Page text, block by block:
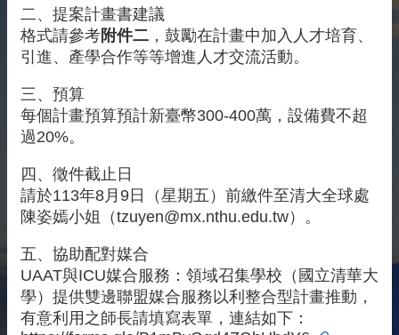
語
詞
彙
English
最
新
消
關
於
我
們
交
流
活
二、提案計畫書建議
格式請參考附件二 ，鼓勵在計畫中加入人才培育、
引進、產學合作等等增進人才交流活動。
三、預算
每個計畫預算預計新臺幣300-400萬，設備費不超
過20%。
四、徵件截止日
請於113年8月9日（星期五）前繳件至清大全球處
陳姿嫣小姐（tzuyen@mx.nthu.edu.tw）。
五、協助配對媒合
UAAT與ICU媒合服務：領域召集學校（國立清華大
學）提供雙邊聯盟媒合服務以利整合型計畫推動，
有意利用之師長請填寫表單，連結如下：